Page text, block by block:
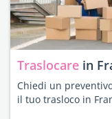
Traslocare in
Chiedi un
il tuo trasloco in